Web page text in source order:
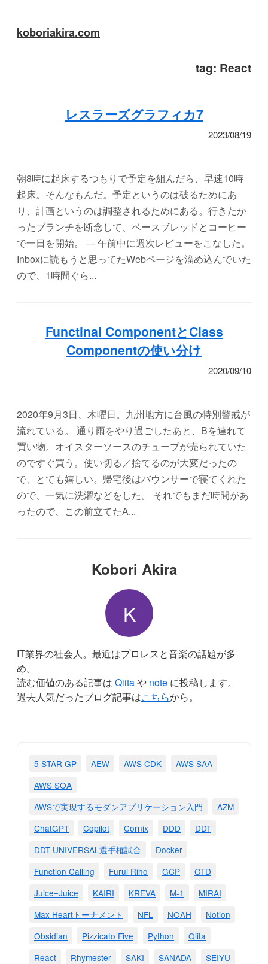
koboriakira.com
tag: React
レスラーズグラフィカ7
2023/08/19
朝8時に起床するつもりで予定を組んだら、早速10時
起床。そんなもんだ。予定というのは破るためにあ
り、計画というのは調整されるためにある。行きたか
ったブランチを断念して、ベースブレッドとコーヒー
で一日を開始。 --- 午前中に週次レビューをこなした。
Inboxに読もうと思ってたWebページを溜め込んでいた
ので、1時間ぐら...
Functinal ComponentとClass
Componentの使い分け
2020/09/10
2020年9月3日、木曜日。九州地方に台風の特別警戒が
流れている。 通り雨をやり過ごしたあと、Bを連れて
買い物。オイスターソースのチューブが売られていた
のですぐ買う。使い切る／捨てるのが大変だったの
で、とても嬉しい。帰宅後はバウンサーで寝てくれた
ので、一気に洗濯などをした。 それでもまだ時間があ
ったので、この前立てたA...
Kobori Akira
K
IT業界の社会人。最近はプロレスと音楽の話題が多
め。
読む価値のある記事は Qiitaや note に投稿します。
過去人気だったブログ記事はこちらから。
5 STAR GP AEW AWS CDK
AWS SAA
AWS SOA
AWSで実現するモダンアプリケーション入門
AZM
ChatGPT
Copilot Cornix DDD
DDT
DDT UNIVERSAL選手権試合
Docker
Function Calling
Furui Riho GCP
GTD
Juice=Juice
KAIRI KREVA M-1
MIRAI
Max Heartトーナメント
NFL NOAH
Notion
Obsidian
Pizzicato Five Python
Qiita
React
Rhymester SAKI SANADA
SEIYU